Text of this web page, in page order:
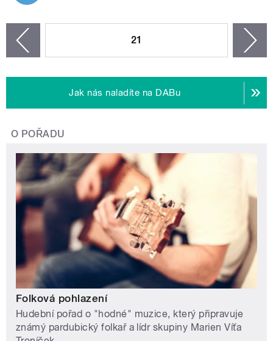
21
Jak nás naladíte na DABu
O POŘADU
Folková pohlazení
Hudební pořad o "hodné" muzice, který připravuje
známý pardubický folkař a lídr skupiny Marien Víťa